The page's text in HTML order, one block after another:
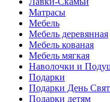
Матрасы
Мебель
Мебель деревянная
Мебель кованая
Мебель мягкая
Наволочки и
Подарки
Подарки День
Подарки детям